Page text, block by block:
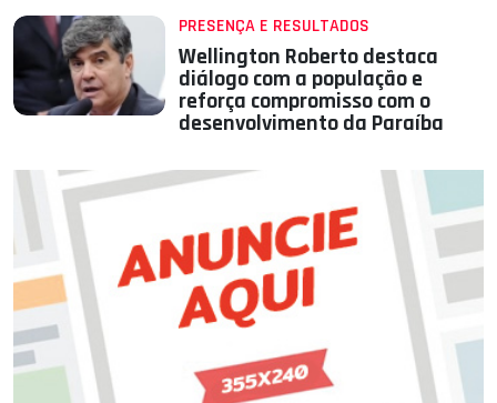
PRESENÇA E RESULTADOS
Wellington Roberto destaca
diálogo com a população e
reforça compromisso com o
desenvolvimento da Paraíba